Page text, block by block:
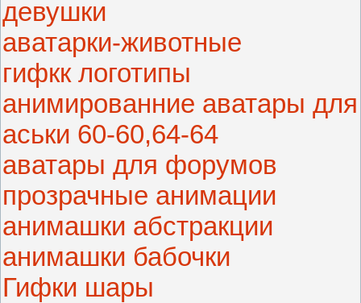
девушки
аватарки-животные
гифкк логотипы
анимированние аватары для
аськи 60-60,64-64
аватары для форумов
прозрачные анимации
анимашки абстракции
анимашки бабочки
Гифки шары